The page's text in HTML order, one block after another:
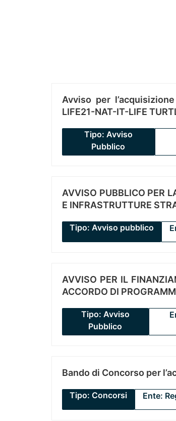
Avviso per
LIFE21-NAT-IT-LIFE
Tipo: Avviso
Pubblico
AVVISO PUBBLICO PER
E INFRASTRUTTURE
Tipo: Avviso pubblico
AVVISO PER IL
ACCORDO DI
Tipo: Avviso
Pubblico
Bando di Concorso per
Tipo: Concorsi Ente: